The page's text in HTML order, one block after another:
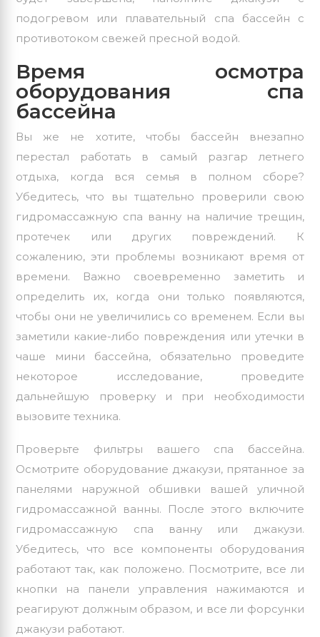
подогревом или плавательный спа бассейн с
противотоком свежей пресной водой.
Время осмотра
оборудования спа
бассейна
Вы же не хотите, чтобы бассейн внезапно
перестал работать в самый разгар летнего
отдыха, когда вся семья в полном сборе?
Убедитесь, что вы тщательно проверили свою
гидромассажную спа ванну на наличие трещин,
протечек или других повреждений. К
сожалению, эти проблемы возникают время от
времени. Важно своевременно заметить и
определить их, когда они только появляются,
чтобы они не увеличились со временем. Если вы
заметили какие-либо повреждения или утечки в
чаше мини бассейна, обязательно проведите
некоторое исследование, проведите
дальнейшую проверку и при необходимости
вызовите техника.
Проверьте фильтры вашего спа бассейна.
Осмотрите оборудование джакузи, прятанное за
панелями наружной обшивки вашей уличной
гидромассажной ванны. После этого включите
гидромассажную спа ванну или джакузи.
Убедитесь, что все компоненты оборудования
работают так, как положено. Посмотрите, все ли
кнопки на панели управления нажимаются и
реагируют должным образом, и все ли форсунки
джакузи работают.